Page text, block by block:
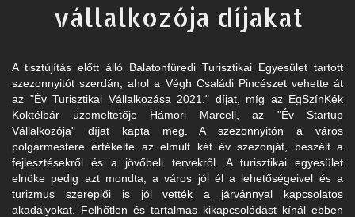
vállalkozója díjakat
A tisztújítás előtt álló Balatonfüredi Turisztikai Egyesület tartott
szezonnyitót szerdán, ahol a Végh Családi Pincészet vehette át
az "Év Turisztikai Vállalkozása 2021." díjat, míg az ÉgSzínKék
Koktélbár üzemeltetője Hámori Marcell, az "Év Startup
Vállalkozója" díjat kapta meg. A szezonnyitón a város
polgármestere értékelte az elmúlt két év szezonját, beszélt a
fejlesztésekről és a jövőbeli tervekről. A turisztikai egyesület
elnöke pedig azt mondta, a város jól él a lehetőségeivel és a
turizmus szereplői is jól vették a járvánnyal kapcsolatos
akadályokat. Felhőtlen és tartalmas kikapcsolódást kínál ebben